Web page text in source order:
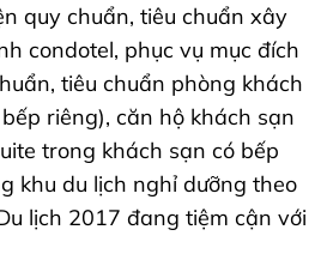
quy chuẩn, tiêu chuẩn xây
condotel, phục vụ mục đích
tiêu chuẩn phòng khách
riêng), căn hộ khách sạn
trong khách sạn có bếp
khu du lịch nghỉ dưỡng theo
lịch 2017 đang tiệm cận với